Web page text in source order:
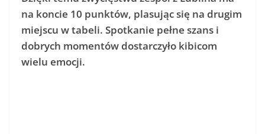
na koncie 10 punktów, plasując się na drugim
miejscu w tabeli. Spotkanie pełne szans i
dobrych momentów dostarczyło kibicom
wielu emocji.